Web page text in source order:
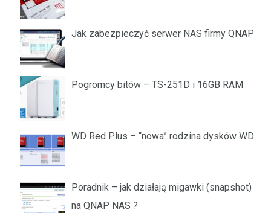
Jak zabezpieczyć serwer NAS firmy QNAP
Pogromcy bitów – TS-251D i 16GB RAM
WD Red Plus – “nowa” rodzina dysków WD
Poradnik – jak działają migawki (snapshot)
na QNAP NAS ?